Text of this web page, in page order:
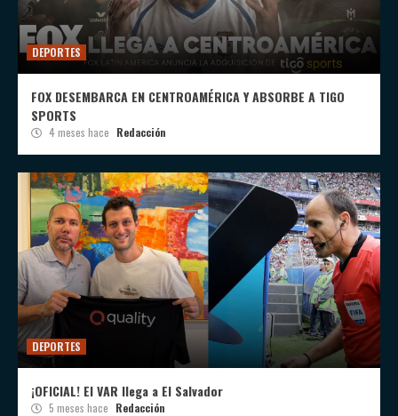
DEPORTES
FOX DESEMBARCA EN CENTROAMÉRICA Y ABSORBE A TIGO
SPORTS
4 meses hace Redacción
DEPORTES
¡OFICIAL! El VAR llega a El Salvador
5 meses hace Redacción